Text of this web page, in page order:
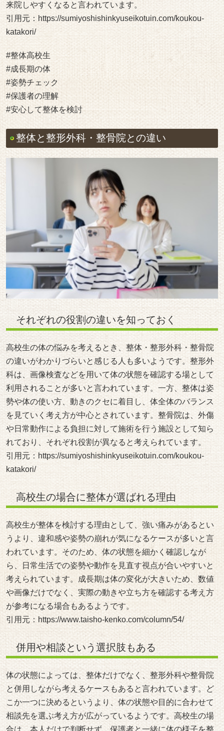
来院しやすくなると言われています。
引用元： https://sumiyoshishinkyuseikotuin.com/koukou-
katakori/
#整体高校生
#成長期の体
#姿勢チェック
#保護者の理解
#安心して整体を検討
整体と整形外科・整骨院との違い
それぞれの役割の違いを知っておく
高校生の体の悩みを考えるとき、整体・整形外科・整骨院
の違いがわかりづらいと感じる人も多いようです。整形外
科は、画像検査などを用いて体の状態を確認する場として
利用されることが多いと言われています。一方、整体は姿
勢や体の使い方、動きのクセに着目し、体全体のバランス
を見ていく考え方が中心とされています。整骨院は、外傷
や日常動作による負担に対して施術を行う施設として知ら
れており、それぞれ役割が異なると考えられています。
引用元： https://sumiyoshishinkyuseikotuin.com/koukou-
katakori/
高校生の場合に整体が選ばれる理由
高校生が整体を検討する理由として、強い痛みがあるとい
うより、違和感や姿勢の崩れが気になるケースが多いと言
われています。そのため、体の状態を細かく確認しなが
ら、日常生活での姿勢や動作を見直す視点が合いやすいと
考えられています。成長期は体の変化が大きいため、数値
や画像だけでなく、実際の動きや立ち方を確認する考え方
が参考になる場合もあるようです。
引用元： https://www.taisho-kenko.com/column/54/
併用や相談という選択肢もある
体の状態によっては、整体だけでなく、整形外科や整骨院
と併用しながら考えるケースもあると言われています。ど
こか一つに決めるというより、体の状態や目的に合わせて
相談先を選ぶ考え方が広がっているようです。高校生の場
合は、本人だけで判断せず、保護者と一緒に体の様子を整